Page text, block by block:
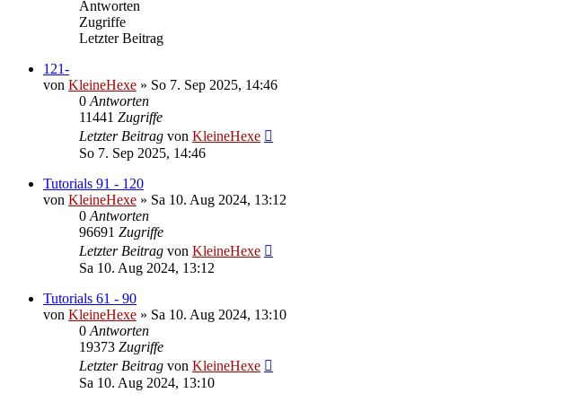
Antworten
Zugriffe
Letzter Beitrag
121-
von KleineHexe » So 7. Sep 2025, 14:46
0 Antworten
11441 Zugriffe
Letzter Beitrag von KleineHexe
So 7. Sep 2025, 14:46
Tutorials 91 - 120
von KleineHexe » Sa 10. Aug 2024, 13:12
0 Antworten
96691 Zugriffe
Letzter Beitrag von KleineHexe
Sa 10. Aug 2024, 13:12
Tutorials 61 - 90
von KleineHexe » Sa 10. Aug 2024, 13:10
0 Antworten
19373 Zugriffe
Letzter Beitrag von KleineHexe
Sa 10. Aug 2024, 13:10